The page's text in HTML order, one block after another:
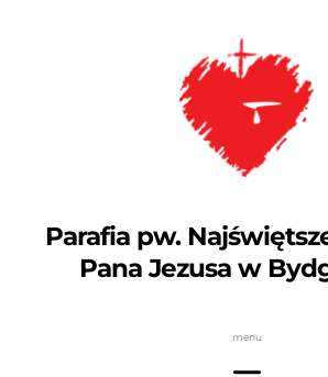
Parafia pw.
Pana Jezusa w
menu